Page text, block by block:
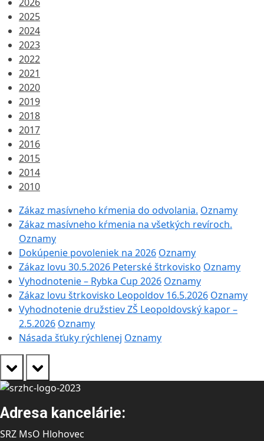
2025
2024
2023
2022
2021
2020
2019
2018
2017
2016
2015
2014
2010
Zákaz masívneho kŕmenia do odvolania. Oznamy
Zákaz masívneho kŕmenia na všetkých revíroch.
Oznamy
Dokúpenie povoleniek na 2026 Oznamy
Zákaz lovu 30.5.2026 Peterské štrkovisko Oznamy
Vyhodnotenie – Rybka Cup 2026 Oznamy
Zákaz lovu štrkovisko Leopoldov 16.5.2026 Oznamy
Vyhodnotenie družstiev ZŠ Leopoldovský kapor –
2.5.2026 Oznamy
Násada šťuky rýchlenej Oznamy
prev next
Adresa kancelárie:
SRZ MsO Hlohovec